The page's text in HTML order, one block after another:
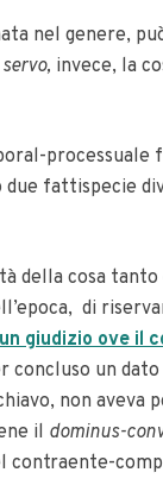
nel genere,
invece, la
processuale
fattispecie
della cosa tanto
di
un giudizio ove il
concluso un dato
non aveva
il dominus-
contraente-